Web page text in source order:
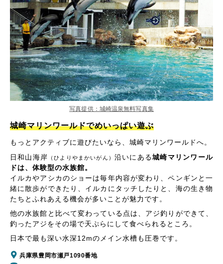
城崎マリンワールドでめいっぱい遊ぶ
もっとアクティブに遊びたいなら、城崎マリンワールドへ。
日和山海岸 （ひよりやまかいがん） 沿いにある城崎マリンワール
ドは、体験型の水族館。
イルカやアシカのショーは毎年内容が変わり、ペンギンと一
緒に散歩ができたり、イルカにタッチしたりと、海の生き物
たちとふれあえる機会が多いことが魅力です。
他の水族館と比べて変わっている点は、アジ釣りができて、
釣ったアジをその場で天ぷらにして食べられるところ。
日本で最も深い水深12mのメイン水槽も圧巻です。
兵庫県豊岡市瀬戸1090番地
写真提供：城崎温泉無料写真集